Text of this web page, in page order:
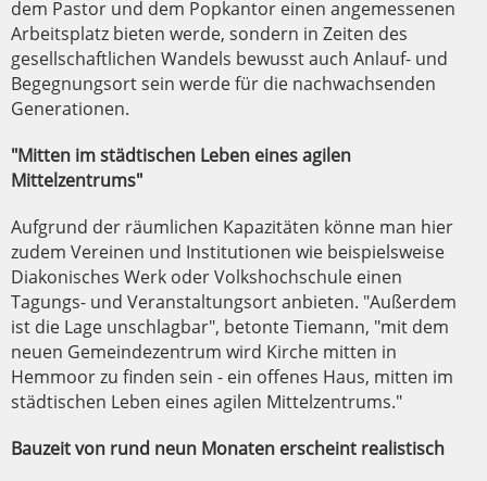
dem Pastor und dem Popkantor einen angemessenen
Arbeitsplatz bieten werde, sondern in Zeiten des
gesellschaftlichen Wandels bewusst auch Anlauf- und
Begegnungsort sein werde für die nachwachsenden
Generationen.
"Mitten im städtischen Leben eines agilen
Mittelzentrums"
Aufgrund der räumlichen Kapazitäten könne man hier
zudem Vereinen und Institutionen wie beispielsweise
Diakonisches Werk oder Volkshochschule einen
Tagungs- und Veranstaltungsort anbieten. "Außerdem
ist die Lage unschlagbar", betonte Tiemann, "mit dem
neuen Gemeindezentrum wird Kirche mitten in
Hemmoor zu finden sein - ein offenes Haus, mitten im
städtischen Leben eines agilen Mittelzentrums."
Bauzeit von rund neun Monaten erscheint realistisch